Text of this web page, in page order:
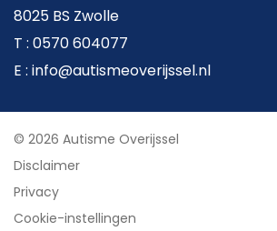
8025 BS Zwolle
T : 0570 604077
E : info@autismeoverijssel.nl
© 2026 Autisme Overijssel
Disclaimer
Privacy
Cookie-instellingen